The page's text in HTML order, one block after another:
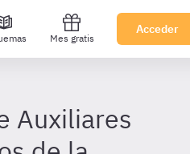
Mes gratis
Acceder
Auxiliares